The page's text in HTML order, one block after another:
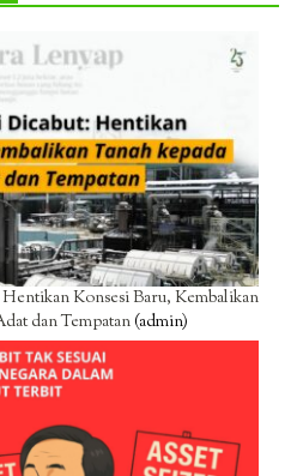
Konsesi Baru, Kembalikan
dan Tempatan(admin)